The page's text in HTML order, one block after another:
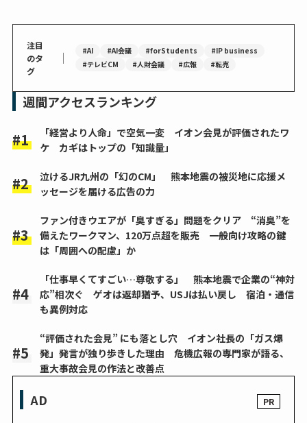
注目
のタ
グ
｜ #AI #AI会議 #forStudents
#IP business
#テレビCM
#人財会議 #広報 #転売
週間アクセスランキング
「経営より人命」で空気一変 イオン会見が評価されたワ
ケ カギはトップの「知識量」
泣けるJR九州の「幻のCM」 熊本地震の被災地に応援メ
ッセージを届ける広告の力
ファン付きウエアが「臭すぎる」問題をクリア “消臭”を
備えたワークマン、120万点超を販売 一般向け攻略の鍵
は「周囲への配慮」か
「仕事早くてすごい…尊敬する」 熊本地震で企業の“神対
応”相次ぐ ゲオは返却猶予、USJは払い戻し 宿泊・通信
も異例対応
“評価された会見” にも落とし穴 イオン社長の「ガス爆
発」発言が独り歩きした理由 危機広報の専門家が語る、
重大事故会見の作法と改善点
AD